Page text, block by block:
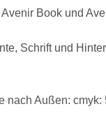
Book und
Schrift und
nach Außen: